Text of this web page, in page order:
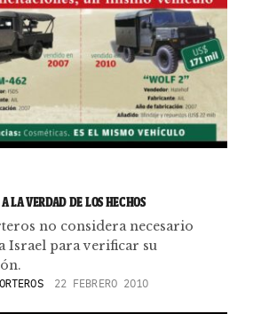
LA VERDAD DE LOS HECHOS
no considera necesario
Israel para verificar su
22 FEBRERO 2010